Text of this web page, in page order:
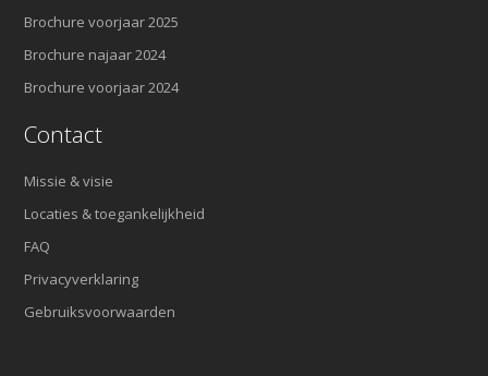
Brochure voorjaar 2025
Brochure najaar 2024
Brochure voorjaar 2024
Contact
Missie & visie
Locaties & toegankelijkheid
FAQ
Privacyverklaring
Gebruiksvoorwaarden